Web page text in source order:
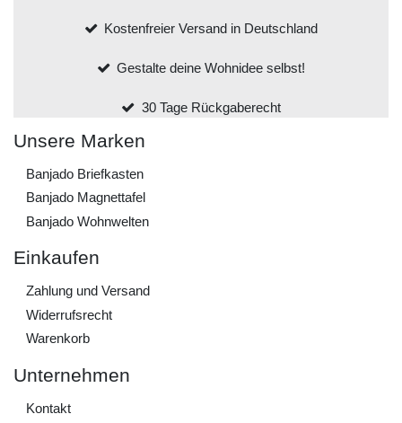
Kostenfreier Versand in Deutschland
Gestalte deine Wohnidee selbst!
30 Tage Rückgaberecht
Unsere Marken
Banjado Briefkasten
Banjado Magnettafel
Banjado Wohnwelten
Einkaufen
Zahlung und Versand
Widerrufs­recht
Warenkorb
Unternehmen
Kontakt